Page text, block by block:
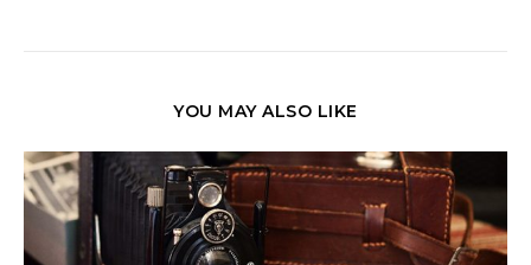
YOU MAY ALSO LIKE